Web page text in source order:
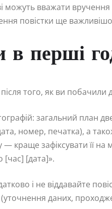
можуть вважати
повістки ще
перші
після того, як ви
загальний
номер, печатка), а
— краще зафіксувати її
[дата]».
і не віддавайте
даних,